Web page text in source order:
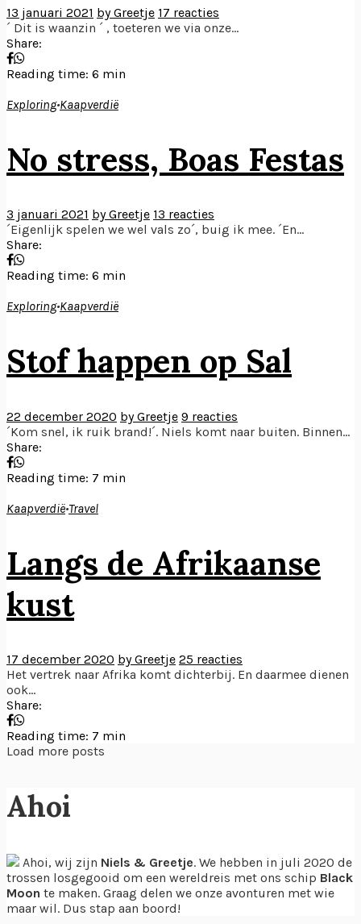
13 januari 2021 by Greetje 17 reacties
´ Dit is waanzin ´ , toeteren we via onze...
Share:
Reading time: 6 min
Exploring•Kaapverdië
No stress, Boas Festas
3 januari 2021 by Greetje 13 reacties
´Eigenlijk spelen we wel vals zo´, buig ik mee. ´En...
Share:
Reading time: 6 min
Exploring•Kaapverdië
Stof happen op Sal
22 december 2020 by Greetje 9 reacties
´Kom snel, ik ruik brand!´. Niels komt naar buiten. Binnen...
Share:
Reading time: 7 min
Kaapverdië•Travel
Langs de Afrikaanse
kust
17 december 2020 by Greetje 25 reacties
Het vertrek naar Afrika komt dichterbij. En daarmee dienen
ook...
Share:
Reading time: 7 min
Load more posts
Ahoi
Ahoi, wij zijn Niels & Greetje. We hebben in juli 2020 de
trossen losgegooid om een wereldreis met ons schip Black
Moon te maken. Graag delen we onze avonturen met wie
maar wil. Dus stap aan boord!